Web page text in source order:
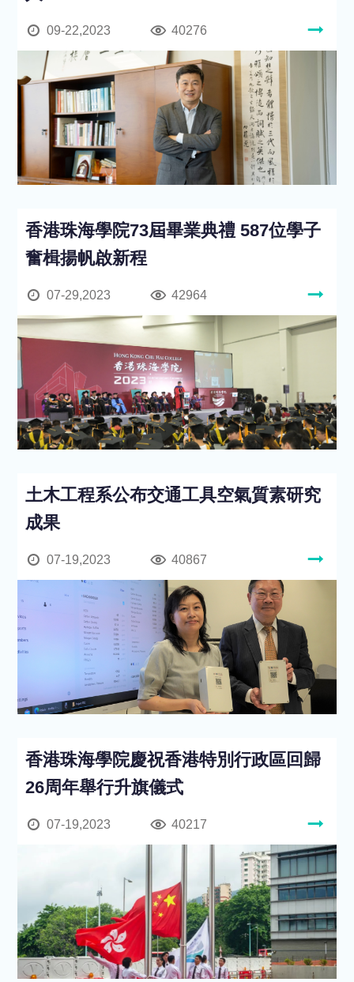
09-22,2023 40276
香港珠海學院73屆畢業典禮 587位學子
奮楫揚帆啟新程
07-29,2023 42964
土木工程系公布交通工具空氣質素研究
成果
07-19,2023 40867
香港珠海學院慶祝香港特別行政區回歸
26周年舉行升旗儀式
07-19,2023 40217